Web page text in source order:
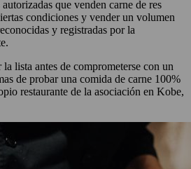
que venden carne de res
condiciones y vender un volumen
y registradas por la
lista antes de comprometerse con un
de probar una comida de carne 100%
restaurante de la asociación en Kobe,